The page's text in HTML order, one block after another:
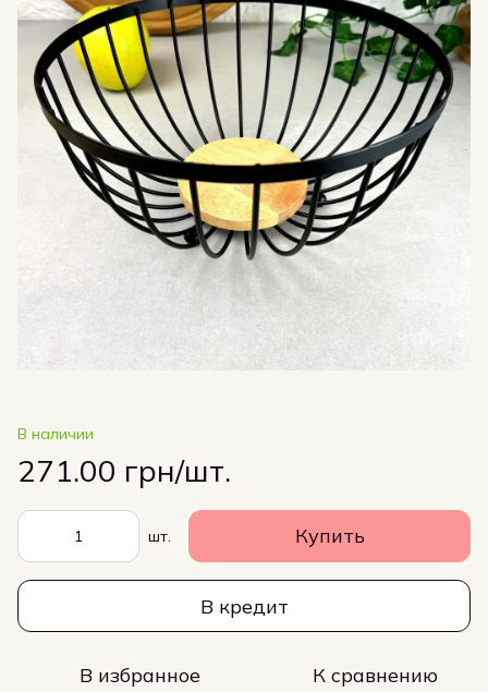
В наличии
271.00 грн/шт.
шт. Купить
В кредит
В избранное К сравнению